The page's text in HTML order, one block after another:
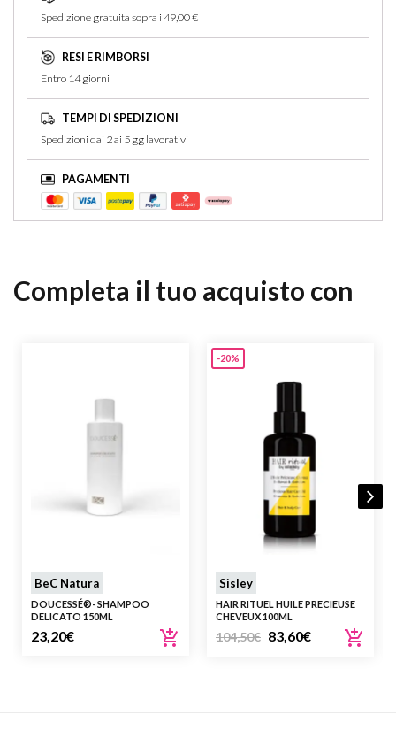
Spedizione gratuita sopra i 49,00 €
RESI E RIMBORSI
Entro 14 giorni
TEMPI DI SPEDIZIONI
Spedizioni dai 2 ai 5 gg lavorativi
PAGAMENTI
Completa il tuo acquisto con
BeC Natura
DOUCESSÉ®- SHAMPOO
DELICATO 150ML
23,20€
-20%
Sisley
HAIR RITUEL HUILE PRECIEUSE
CHEVEUX 100ML
104,50€ 83,60€